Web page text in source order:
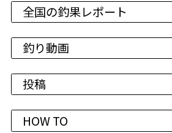
全国の釣果レポート
釣り動画
投稿
HOW TO